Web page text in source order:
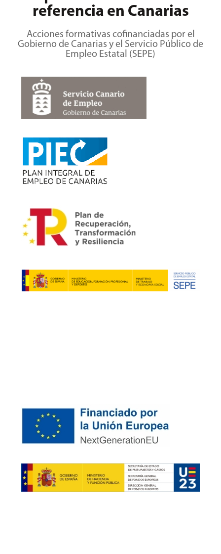
referencia en Canarias
Acciones formativas cofinanciadas por el
Gobierno de Canarias y el Servicio Público de
Empleo Estatal (SEPE)